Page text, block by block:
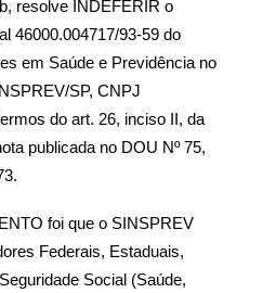
resolve INDEFERIR o
46000.004717/93-59 do
em Saúde e Previdência no
SP, CNPJ
do art. 26, inciso II, da
publicada no DOU Nº 75,
foi que o SINSPREV
Federais, Estaduais,
Social (Saúde,